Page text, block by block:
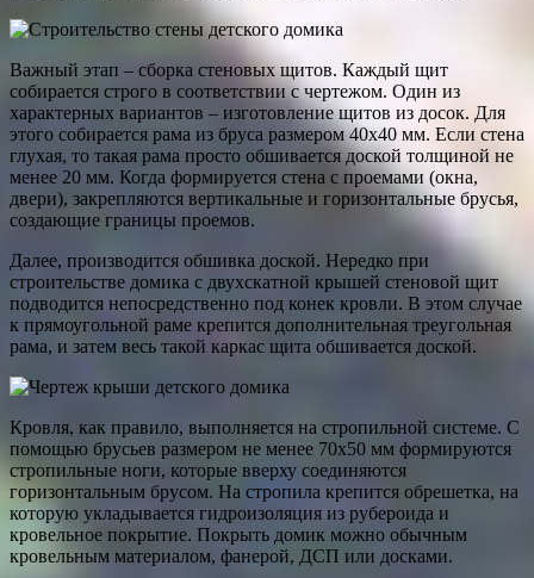
Важный этап – сборка стеновых щитов. Каждый щит
собирается строго в соответствии с чертежом. Один из
характерных вариантов – изготовление щитов из досок. Для
этого собирается рама из бруса размером 40х40 мм. Если стена
глухая, то такая рама просто обшивается доской толщиной не
менее 20 мм. Когда формируется стена с проемами (окна,
двери), закрепляются вертикальные и горизонтальные брусья,
создающие границы проемов.
Далее, производится обшивка доской. Нередко при
строительстве домика с двухскатной крышей стеновой щит
подводится непосредственно под конек кровли. В этом случае
к прямоугольной раме крепится дополнительная треугольная
рама, и затем весь такой каркас щита обшивается доской.
Кровля, как правило, выполняется на стропильной системе. С
помощью брусьев размером не менее 70х50 мм формируются
стропильные ноги, которые вверху соединяются
горизонтальным брусом. На стропила крепится обрешетка, на
которую укладывается гидроизоляция из рубероида и
кровельное покрытие. Покрыть домик можно обычным
кровельным материалом, фанерой, ДСП или досками.